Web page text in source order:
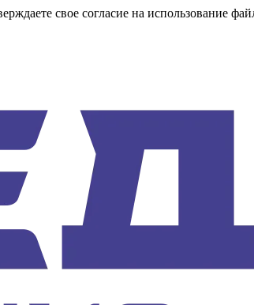
свое согласие на использование